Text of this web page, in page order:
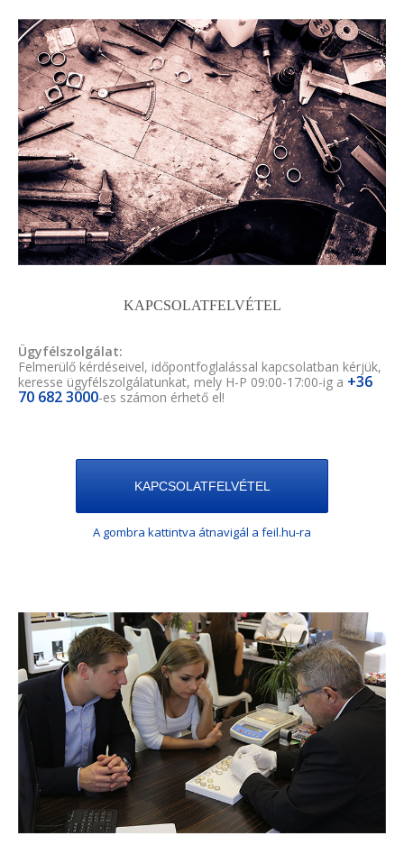
KAPCSOLATFELVÉTEL
Ügyfélszolgálat:
Felmerülő kérdéseivel, időpontfoglalással kapcsolatban kérjük,
keresse ügyfélszolgálatunkat, mely H-P 09:00-17:00-ig a +36
70 682 3000-es számon érhető el!
KAPCSOLATFELVÉTEL
A gombra kattintva átnavigál a feil.hu-ra